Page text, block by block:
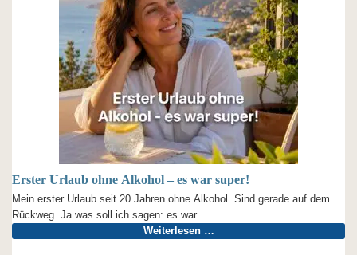
Erster Urlaub ohne Alkohol – es war super!
Mein erster Urlaub seit 20 Jahren ohne Alkohol. Sind gerade auf dem
Rückweg. Ja was soll ich sagen: es war ...
Weiterlesen …